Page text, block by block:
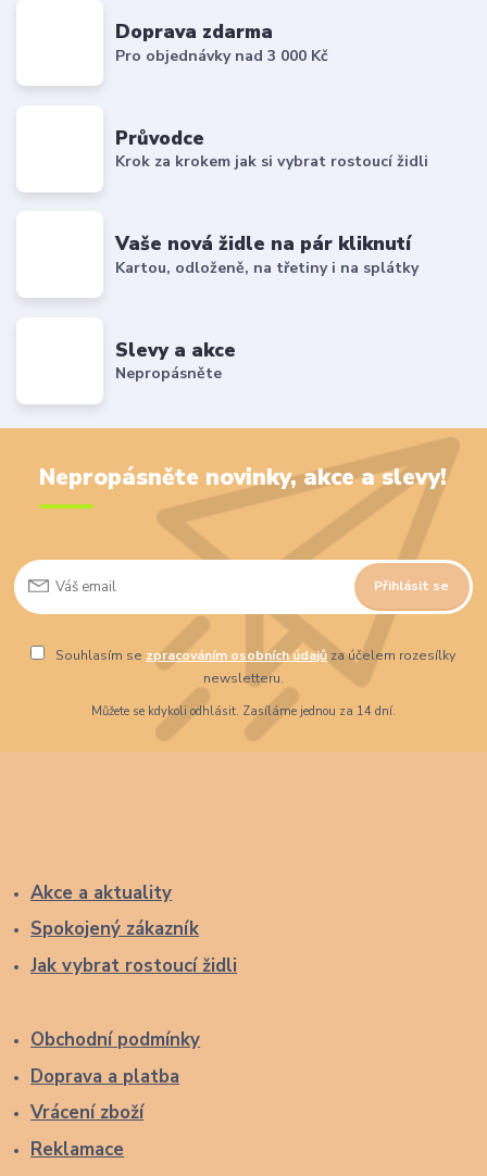
Doprava zdarma
Pro objednávky nad 3 000 Kč
Průvodce
Krok za krokem jak si vybrat rostoucí židli
Vaše nová židle na pár kliknutí
Kartou, odloženě, na třetiny i na splátky
Slevy a akce
Nepropásněte
Nepropásněte novinky, akce a slevy!
Přihlásit se
Souhlasím se zpracováním osobních údajů za účelem rozesílky
newsletteru.
Můžete se kdykoli odhlásit. Zasíláme jednou za 14 dní.
Akce a aktuality
Spokojený zákazník
Jak vybrat rostoucí židli
Obchodní podmínky
Doprava a platba
Vrácení zboží
Reklamace